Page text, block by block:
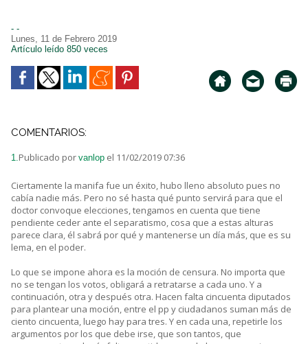
- -
Lunes, 11 de Febrero 2019
Artículo leído 850 veces
COMENTARIOS:
1.Publicado por vanlop el 11/02/2019 07:36
Ciertamente la manifa fue un éxito, hubo lleno absoluto pues no
cabía nadie más. Pero no sé hasta qué punto servirá para que el
doctor convoque elecciones, tengamos en cuenta que tiene
pendiente ceder ante el separatismo, cosa que a estas alturas
parece clara, él sabrá por qué y mantenerse un día más, que es su
lema, en el poder.
Lo que se impone ahora es la moción de censura. No importa que
no se tengan los votos, obligará a retratarse a cada uno. Y a
continuación, otra y después otra. Hacen falta cincuenta diputados
para plantear una moción, entre el pp y ciudadanos suman más de
ciento cincuenta, luego hay para tres. Y en cada una, repetirle los
argumentos por los que debe irse, que son tantos, que